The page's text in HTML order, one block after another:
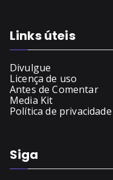
Links úteis
Divulgue
Licença de uso
Antes de Comentar
Media Kit
Política de privacidade
Siga